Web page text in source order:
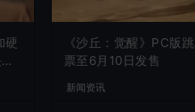
硬
《沙丘：觉醒》PC版跳
票至6月10日发售
新闻资讯